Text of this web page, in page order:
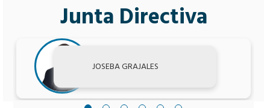
Junta Directiva
JOSEBA GRAJALES